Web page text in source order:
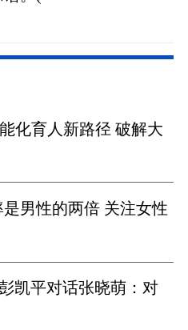
化育人新路径 破解大
男性的两倍 关注女性
凯平对话张晓萌：对